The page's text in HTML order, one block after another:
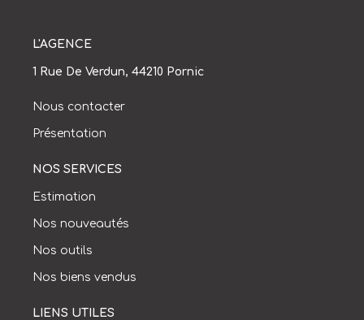
L'AGENCE
1 Rue De Verdun, 44210 Pornic
Nous contacter
Présentation
NOS SERVICES
Estimation
Nos nouveautés
Nos outils
Nos biens vendus
LIENS UTILES